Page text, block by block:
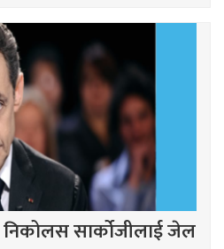
निकोलस सार्कोजीलाई जेल